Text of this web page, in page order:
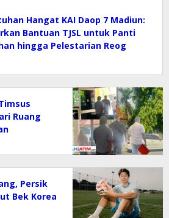
Hangat KAI Daop 7 Madiun:
Bantuan TJSL untuk Panti
hingga Pelestarian Reog
Ruang
Persik
Bek Korea